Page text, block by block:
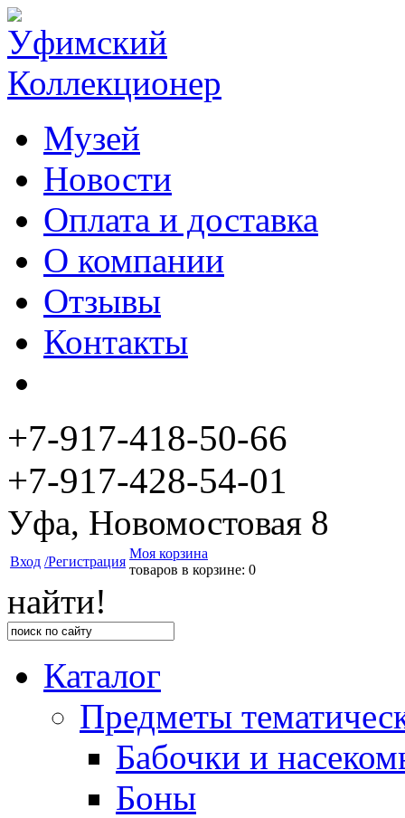
Музей
Новости
Оплата и доставка
О компании
Отзывы
Контакты
+7-917-418-50-66
+7-917-428-54-01
Уфа, Новомостовая 8
Вход /Регистрация
Моя корзина
товаров в корзине: 0
найти!
Каталог
Предметы
Бабочки и
Боны